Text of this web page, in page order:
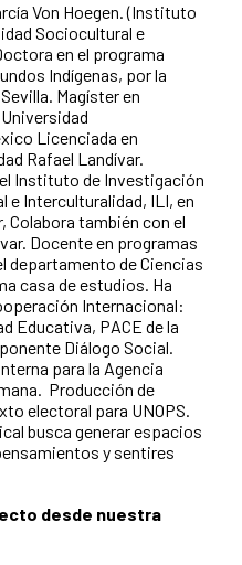
Von Hoegen.(Instituto
Sociocultural e
en el programa
Indígenas, por la
Magíster en
Licenciada en
Rafael Landívar.
Instituto de Investigación
e Interculturalidad, ILI, en
Colabora también con el
Docente en programas
departamento de Ciencias
casa de estudios. Ha
Internacional:
Educativa, PACE de la
Diálogo Social.
para la Agencia
Producción de
electoral para UNOPS.
busca generar espacios
y sentires
desde nuestra